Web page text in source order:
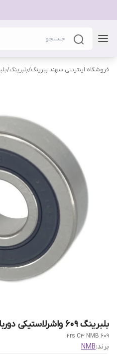
فروشگاه اینترنتی سهند بیرینگ/بلبرینگ/
بلبرینگ ۶۰۹ واشرلاستیکی دوربالا برند NMB اصلی
609 2rs C3 NMB
برند:NMB